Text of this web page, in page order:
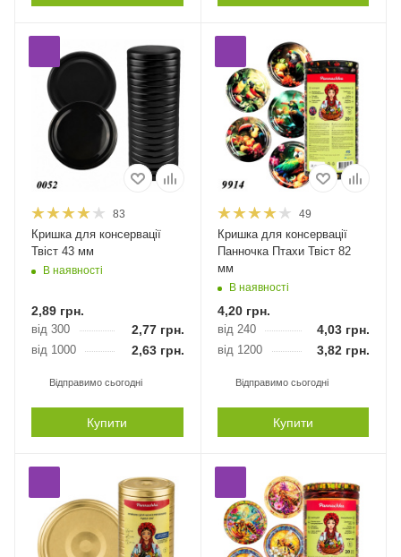
83
Кришка для консервації
Твіст 43 мм
В наявності
2,89 грн.
від 300 2,77грн.
від 1000 2,63грн.
Відправимо сьогодні
Купити
49
Кришка для консервації
Панночка Птахи Твіст 82
мм
В наявності
4,20грн.
від 240 4,03 грн.
від 1200 3,82 грн.
Відправимо сьогодні
Купити